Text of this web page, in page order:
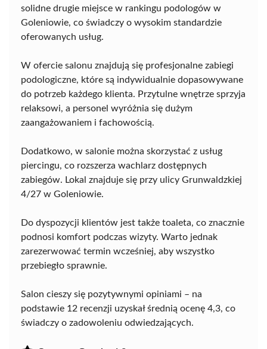
solidne drugie miejsce w rankingu podologów w
Goleniowie, co świadczy o wysokim standardzie
oferowanych usług.
W ofercie salonu znajdują się profesjonalne zabiegi
podologiczne, które są indywidualnie dopasowywane
do potrzeb każdego klienta. Przytulne wnętrze sprzyja
relaksowi, a personel wyróżnia się dużym
zaangażowaniem i fachowością.
Dodatkowo, w salonie można skorzystać z usług
piercingu, co rozszerza wachlarz dostępnych
zabiegów. Lokal znajduje się przy ulicy Grunwaldzkiej
4/27 w Goleniowie.
Do dyspozycji klientów jest także toaleta, co znacznie
podnosi komfort podczas wizyty. Warto jednak
zarezerwować termin wcześniej, aby wszystko
przebiegło sprawnie.
Salon cieszy się pozytywnymi opiniami – na
podstawie 12 recenzji uzyskał średnią ocenę 4,3, co
świadczy o zadowoleniu odwiedzających.